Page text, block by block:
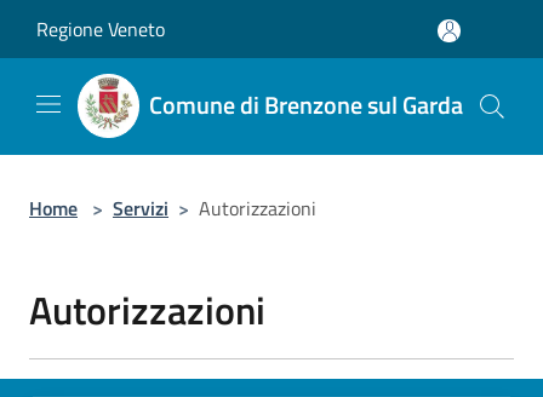
Regione Veneto
Comune di Brenzone sul Garda
Home > Servizi > Autorizzazioni
Autorizzazioni